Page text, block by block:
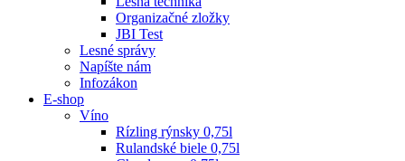
Organizačné zložky
JBI Test
Lesné správy
Napíšte nám
Infozákon
E-shop
Víno
Rízling rýnsky 0,75l
Rulandské biele 0,75l